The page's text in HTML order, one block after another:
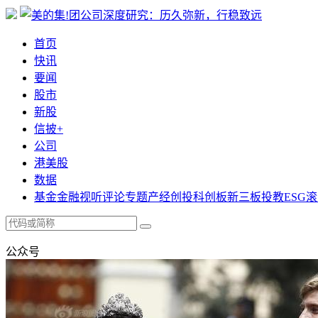
首页
快讯
要闻
股市
新股
信披+
公司
港美股
数据
基金金融视听评论专题产经创投科创板新三板投教ESG
公众号